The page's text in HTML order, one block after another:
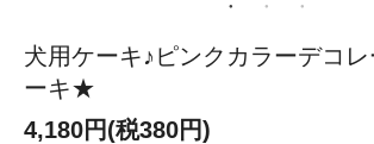
犬用ケーキ♪ピンクカラーデコ
ーキ★
4,180円(税380円)